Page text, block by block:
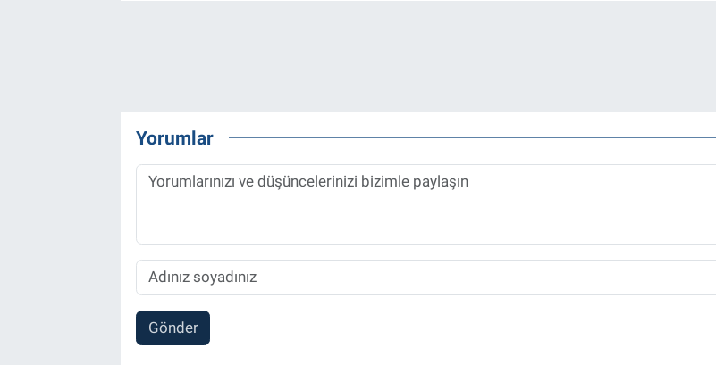
Yorumlar
Gönder